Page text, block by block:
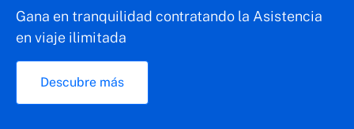
Gana en tranquilidad contratando la Asistencia
en viaje ilimitada
Descubre más